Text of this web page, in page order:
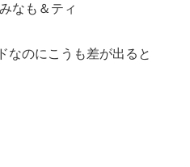
なも＆ティ
なのにこうも差が出ると